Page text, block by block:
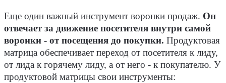
Еще один важный инструмент воронки продаж. Он
отвечает за движение посетителя внутри самой
воронки - от посещения до покупки. Продуктовая
матрица обеспечивает переход от посетителя к лиду,
от лида к горячему лиду, а от него - к покупателю. У
продуктовой матрицы свои инструменты: